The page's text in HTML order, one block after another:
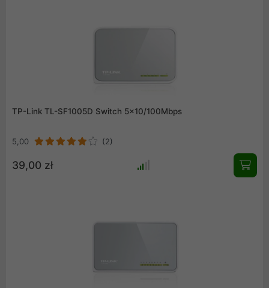
TP-Link TL-SF1005D Switch 5x10/100Mbps
5,00 (2)
39,00 zł